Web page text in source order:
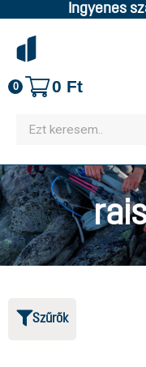
Ingyenes
0 0 Ft
Szűrők